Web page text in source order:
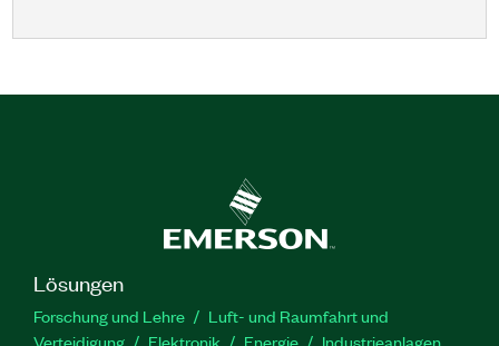
Lösungen
Forschung und Lehre
Luft- und Raumfahrt und
Verteidigung
Elektronik Energie
Industrieanlagen